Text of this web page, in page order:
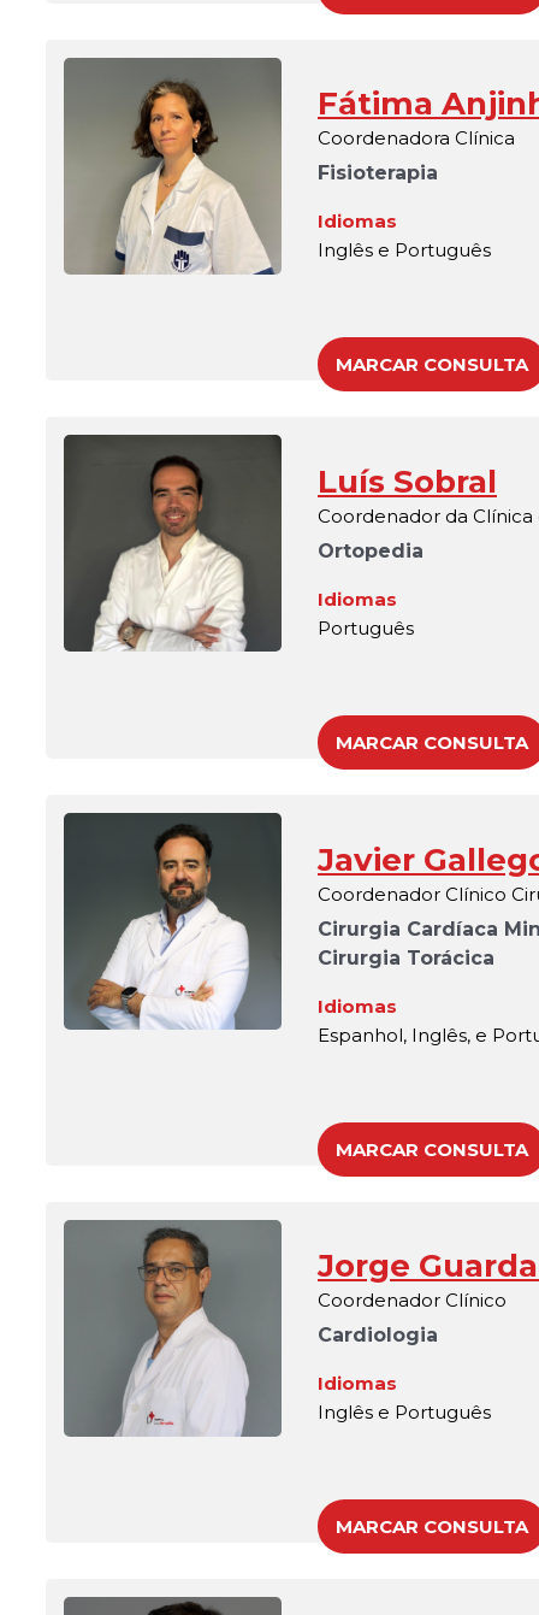
Fátima
Coordenadora Clínica
Fisioterapia
Idiomas
Inglês e Português
MARCAR CONSULTA
Luís Sobral
Coordenador da
Ortopedia
Idiomas
Português
MARCAR CONSULTA
Javier
Coordenador Clínico
Cirurgia Cardíaca
Cirurgia Torácica
Idiomas
Espanhol, Inglês, e
MARCAR CONSULTA
Jorge
Coordenador Clínico
Cardiologia
Idiomas
Inglês e Português
MARCAR CONSULTA